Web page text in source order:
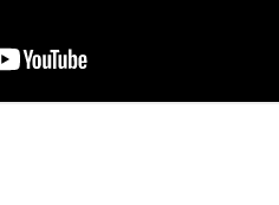
rukávmi
a na všetky postavy.